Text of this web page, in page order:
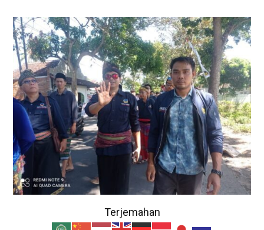
Terjemahan